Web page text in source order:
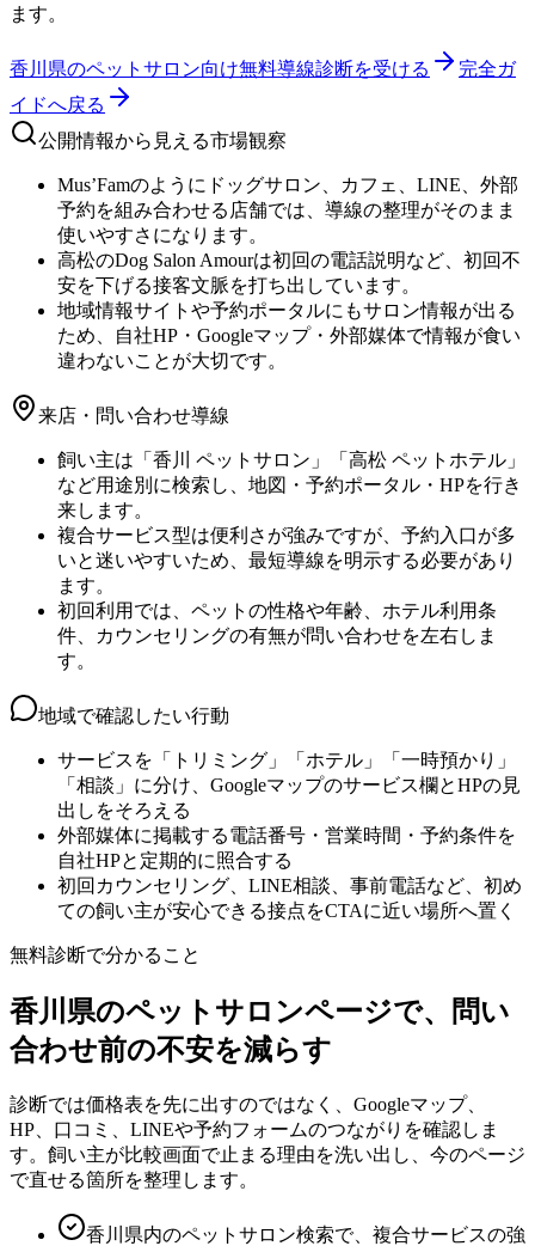
ます。
香川県のペットサロン向け無料導線診断を受ける
完全ガ
イドへ戻る
公開情報から見える市場観察
Mus’Famのようにドッグサロン、カフェ、LINE、外部
予約を組み合わせる店舗では、導線の整理がそのまま
使いやすさになります。
高松のDog Salon Amourは初回の電話説明など、初回不
安を下げる接客文脈を打ち出しています。
地域情報サイトや予約ポータルにもサロン情報が出る
ため、自社HP・Googleマップ・外部媒体で情報が食い
違わないことが大切です。
来店・問い合わせ導線
飼い主は「香川 ペットサロン」「高松 ペットホテル」
など用途別に検索し、地図・予約ポータル・HPを行き
来します。
複合サービス型は便利さが強みですが、予約入口が多
いと迷いやすいため、最短導線を明示する必要があり
ます。
初回利用では、ペットの性格や年齢、ホテル利用条
件、カウンセリングの有無が問い合わせを左右しま
す。
地域で確認したい行動
サービスを「トリミング」「ホテル」「一時預かり」
「相談」に分け、Googleマップのサービス欄とHPの見
出しをそろえる
外部媒体に掲載する電話番号・営業時間・予約条件を
自社HPと定期的に照合する
初回カウンセリング、LINE相談、事前電話など、初め
ての飼い主が安心できる接点をCTAに近い場所へ置く
無料診断で分かること
香川県のペットサロンページで、問い
合わせ前の不安を減らす
診断では価格表を先に出すのではなく、Googleマップ、
HP、口コミ、LINEや予約フォームのつながりを確認しま
す。飼い主が比較画面で止まる理由を洗い出し、今のページ
で直せる箇所を整理します。
香川県内のペットサロン検索で、複合サービスの強